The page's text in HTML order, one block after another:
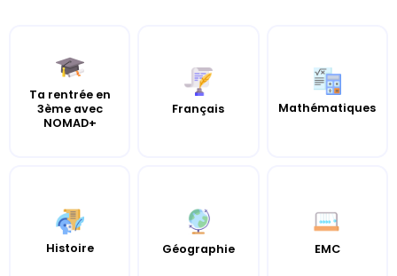
Ta rentrée en
3ème avec
NOMAD+
Français Mathématiques
Histoire Géographie EMC